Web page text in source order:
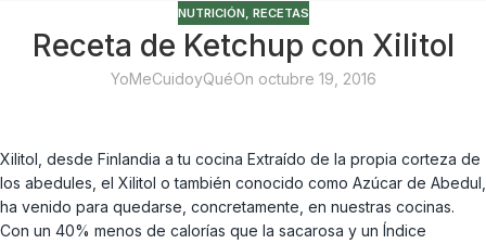
NUTRICIÓN, RECETAS
Receta de Ketchup con Xilitol
YoMeCuidoyQuéOn octubre 19, 2016
Xilitol, desde Finlandia a tu cocina Extraído de la propia corteza de
los abedules, el Xilitol o también conocido como Azúcar de Abedul,
ha venido para quedarse, concretamente, en nuestras cocinas.
Con un 40% menos de calorías que la sacarosa y un Índice